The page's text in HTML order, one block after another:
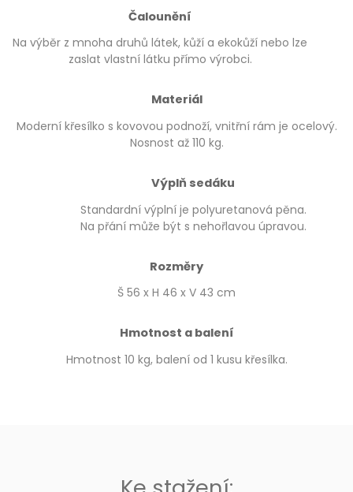
Čalounění
Na výběr z mnoha druhů látek, kůží a ekokůží nebo lze
zaslat vlastní látku přímo výrobci.
Materiál
Moderní křesílko s kovovou podnoží, vnitřní rám je ocelový.
Nosnost až 110 kg.
Výplň sedáku
Standardní výplní je polyuretanová pěna.
Na přání může být s nehořlavou úpravou.
Rozměry
Š 56 x H 46 x V 43 cm
Hmotnost a balení
Hmotnost 10 kg, balení od 1 kusu křesílka.